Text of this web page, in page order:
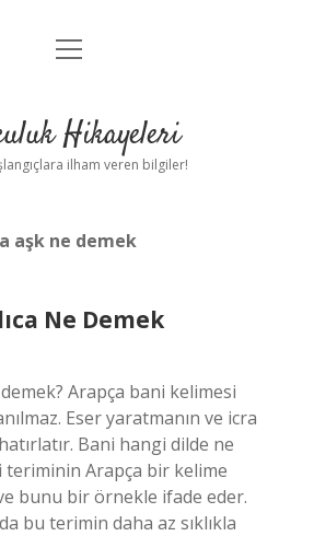
Anasayfa
Yasal Uyarı
menüyü
Hikayeleri
ilham veren bilgiler!
aşk ne demek
Ne Demek
Arapça bani kelimesi
Eser yaratmanın ve icra
Bani hangi dilde ne
teriminin Arapça bir kelime
bunu bir örnekle ifade eder.
bu terimin daha az sıklıkla